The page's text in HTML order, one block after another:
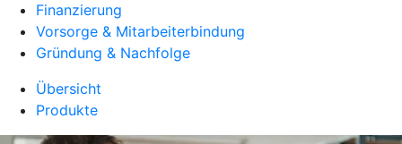
Finanzierung
Vorsorge & Mitarbeiterbindung
Gründung & Nachfolge
Übersicht
Produkte